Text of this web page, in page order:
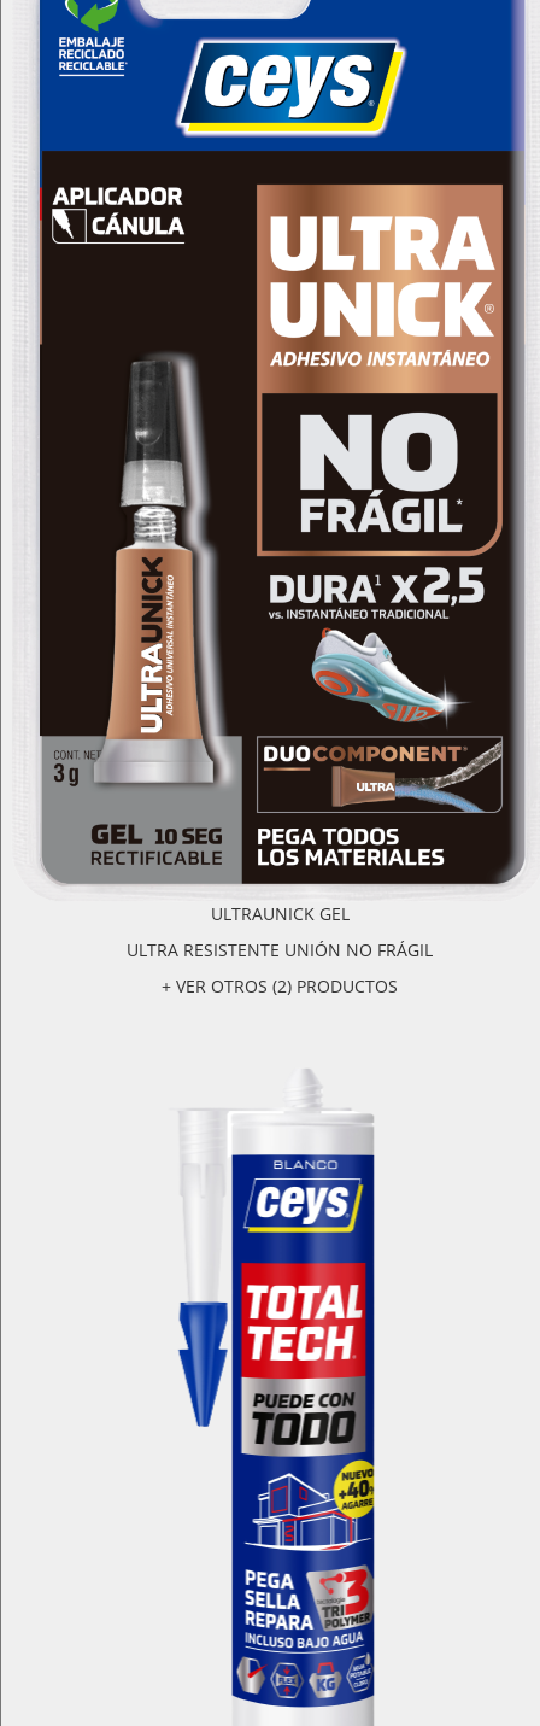
ULTRAUNICK GEL
ULTRA RESISTENTE UNIÓN NO FRÁGIL
+ VER OTROS (2) PRODUCTOS